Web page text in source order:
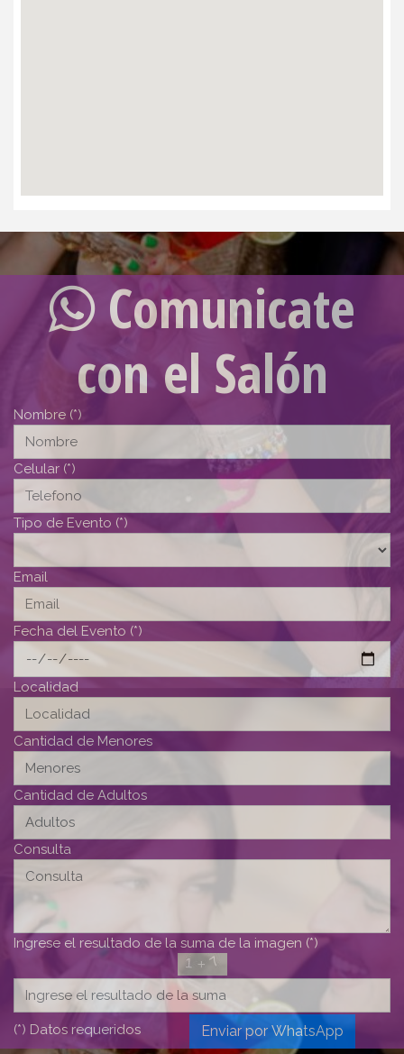
Comunicate
con el Salón
Nombre (*)
Celular (*)
Tipo de Evento (*)
Email
Fecha del Evento (*)
Localidad
Cantidad de Menores
Cantidad de Adultos
Consulta
Ingrese el resultado de la suma de la imagen (*)
(*) Datos requeridos